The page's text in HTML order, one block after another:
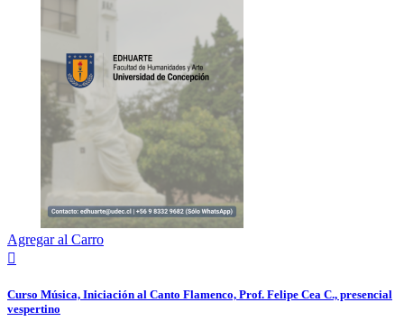
Agregar al Carro

Curso Música, Iniciación al Canto Flamenco, Prof. Felipe Cea C., presencial
vespertino